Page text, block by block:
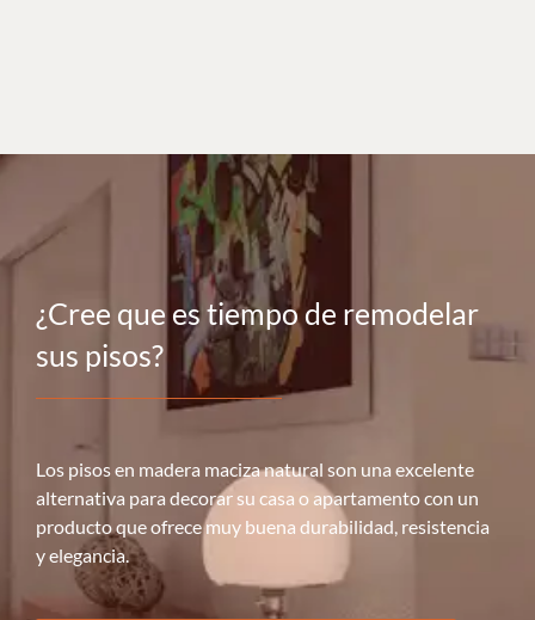
¿Cree que es tiempo de remodelar
sus pisos?
Los pisos en madera maciza natural son una excelente
alternativa para decorar su casa o apartamento con un
producto que ofrece muy buena durabilidad, resistencia
y elegancia.